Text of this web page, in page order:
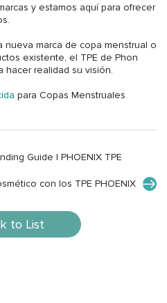
y estamos aquí para ofrecer
marca de copa menstrual o
existente, el TPE de Phon
hacer realidad su visión.
para Copas Menstruales
Guide | PHOENIX TPE
con los TPE PHOENIX
to List